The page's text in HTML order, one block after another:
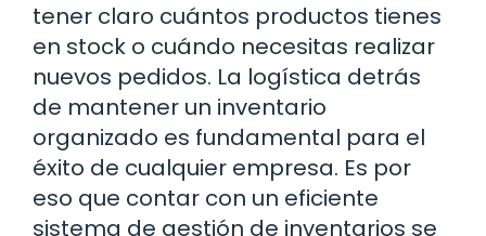
tener claro cuántos productos tienes
en stock o cuándo necesitas realizar
nuevos pedidos. La logística detrás
de mantener un inventario
organizado es fundamental para el
éxito de cualquier empresa. Es por
eso que contar con un eficiente
sistema de gestión de inventarios se